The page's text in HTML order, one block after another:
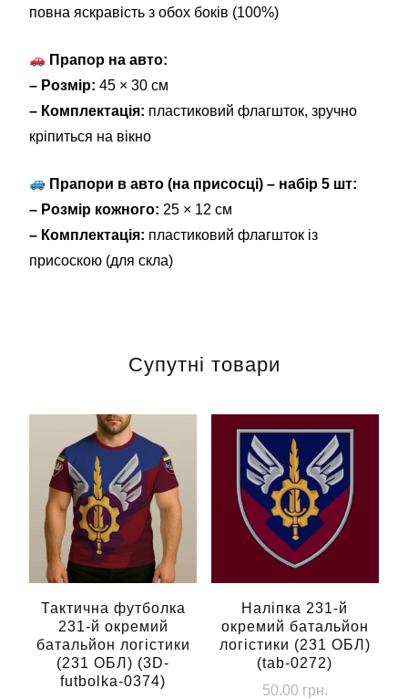
повна яскравість з обох боків (100%)
Прапор на авто:
– Розмір: 45 × 30 см
– Комплектація: пластиковий флагшток, зручно
кріпиться на вікно
Прапори в авто (на присосці) – набір 5 шт:
– Розмір кожного: 25 × 12 см
– Комплектація: пластиковий флагшток із
присоскою (для скла)
Супутні товари
Тактична футболка
231-й окремий
батальйон логістики
(231 ОБЛ) (3D-
futbolka-0374)
Наліпка 231-й
окремий батальйон
логістики (231 ОБЛ)
(tab-0272)
50.00 грн.